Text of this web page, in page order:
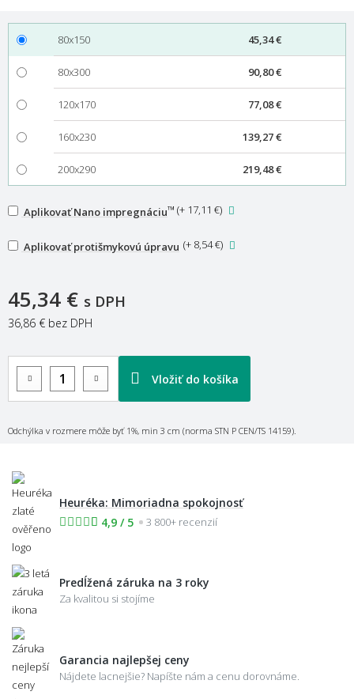
80x150 45,34 €
80x300 90,80 €
120x170 77,08 €
160x230 139,27 €
200x290 219,48 €
Aplikovať Nano impregnáciu™ (+ 17,11 €)
Aplikovať protišmykovú úpravu (+ 8,54 €)
45,34 € s DPH
36,86 € bez DPH
Vložiť do košíka
Odchýlka v rozmere môže byť 1%, min 3 cm (norma STN P CEN/TS 14159).
Heuréka: Mimoriadna spokojnosť
4,9 / 5
3 800+ recenzií
Predĺžená záruka na 3 roky
Za kvalitou si stojíme
Garancia najlepšej ceny
Nájdete lacnejšie? Napíšte nám a cenu dorovnáme.